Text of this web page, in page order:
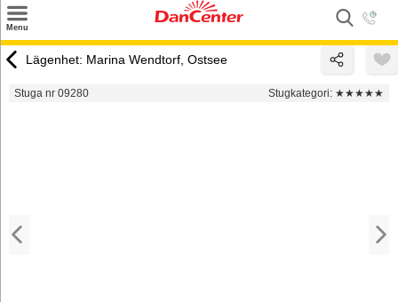
Menu
Tilbud
Lägenhet: Marina Wendtorf, Ostsee
Stuga nr 09280 Stugkategori: ★★★★★